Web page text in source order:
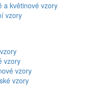
a květinové vzory
vzory
vzory
vzory
vzory